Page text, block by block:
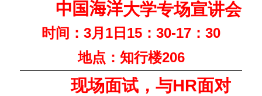
中国海洋大学专场宣讲会
时间： 3月 1 日 15 ： 30-17 ： 30
地点：知行楼206
现场面试，与HR面对